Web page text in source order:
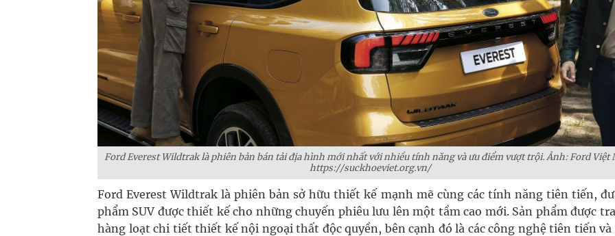
Ford Everest Wildtrak là phiên bản bán tải địa hình mới nhất với nhiều tính năng và ưu điểm vượt trội. Ảnh: Ford Việt
https://suckhoeviet.org.vn/
Ford Everest Wildtrak là phiên bản sở hữu thiết kế mạnh mẽ cùng các tính năng tiên tiến,
phẩm SUV được thiết kế cho những chuyến phiêu lưu lên một tầm cao mới. Sản phẩm được
hàng loạt chi tiết thiết kế nội ngoại thất độc quyền, bên cạnh đó là các công nghệ tiên tiến và